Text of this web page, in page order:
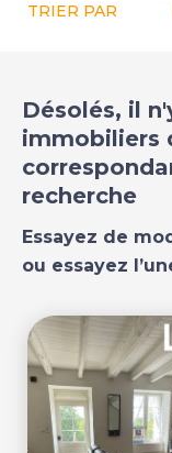
TRIER PAR
Désolés, il
immobiliers
recherche
Essayez de
ou essayez